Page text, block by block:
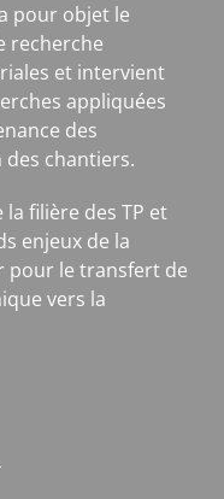
pour objet le
recherche
et intervient
appliquées
des
chantiers.
filière des TP et
enjeux de la
pour le transfert de
vers la